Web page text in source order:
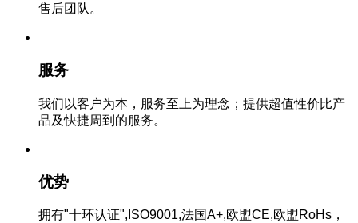
售后团队。
服务
我们以客户为本，服务至上为理念；提供超值性价比产
品及快捷周到的服务。
优势
拥有"十环认证",ISO9001,法国A+,欧盟CE,欧盟RoHs，